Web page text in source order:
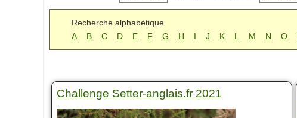
Recherche alphabétique
A
B C D E F G H I J K L M N O
Challenge Setter-anglais.fr 2021